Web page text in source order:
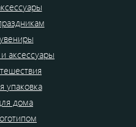
аксессуары
упаковка
дома